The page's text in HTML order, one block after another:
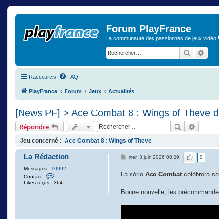
Forum PlayFrance
La communauté des passionnés de jeux vidéo !
Raccourcis FAQ
PlayFrance Forum Jeux Actualités
[News PF] > Ace Combat 8 : Wings of Theve
Répondre Rechercher
Jeu concerné : Ace Combat 8 : Wings of Theve
La Rédaction
Messages : 10992
Contact :
n
Likes reçus : 364
mer. 3 juin 2026 08:29 J'aime
0
La sérieAce Combat célèbrera
Bonne nouvelle, les